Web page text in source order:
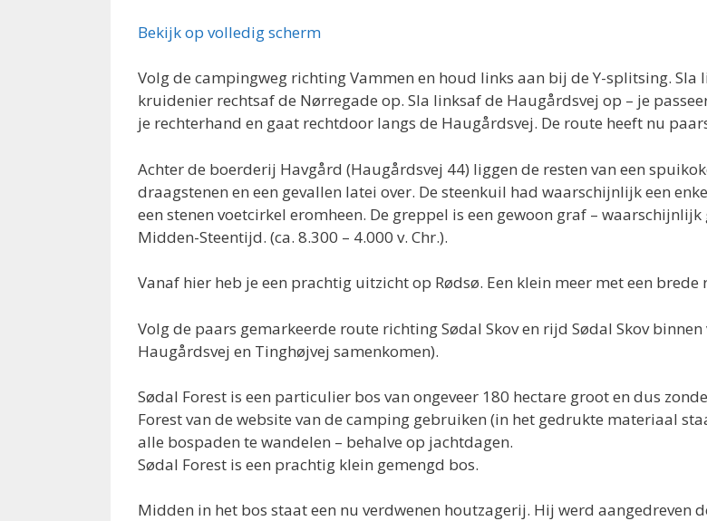
Bekijk op volledig scherm
Volg de campingweg richting Vammen en houd links aan bij de Y-splitsing.
kruidenier rechtsaf de Nørregade op. Sla linksaf de Haugårdsvej op – je
je rechterhand en gaat rechtdoor langs de Haugårdsvej. De route heeft nu
Achter de boerderij Havgård (Haugårdsvej 44) liggen de resten van een
draagstenen en een gevallen latei over. De steenkuil had waarschijnlijk een
een stenen voetcirkel eromheen. De greppel is een gewoon graf –
Midden-Steentijd. (ca. 8.300 – 4.000 v. Chr.).
Vanaf hier heb je een prachtig uitzicht op Rødsø. Een klein meer met een
Volg de paars gemarkeerde route richting Sødal Skov en rijd Sødal Skov
Haugårdsvej en Tinghøjvej samenkomen).
Sødal Forest is een particulier bos van ongeveer 180 hectare groot en dus
Forest van de website van de camping gebruiken (in het gedrukte materiaal
alle bospaden te wandelen – behalve op jachtdagen.
Sødal Forest is een prachtig klein gemengd bos.
Midden in het bos staat een nu verdwenen houtzagerij. Hij werd aangedreven